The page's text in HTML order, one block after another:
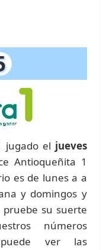
jugado el jueves
Antioqueñita 1
es de lunes a a
y domingos y
su suerte
números
puede ver las